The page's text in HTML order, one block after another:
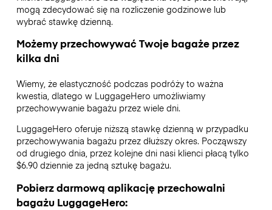
mogą zdecydować się na rozliczenie godzinowe lub
wybrać stawkę dzienną.
Możemy przechowywać Twoje bagaże przez
kilka dni
Wiemy, że elastyczność podczas podróży to ważna
kwestia, dlatego w LuggageHero umożliwiamy
przechowywanie bagażu przez wiele dni.
LuggageHero oferuje niższą stawkę dzienną w przypadku
przechowywania bagażu przez dłuższy okres. Począwszy
od drugiego dnia, przez kolejne dni nasi klienci płacą tylko
$6.90 dziennie za jedną sztukę bagażu.
Pobierz darmową aplikację przechowalni
bagażu LuggageHero: